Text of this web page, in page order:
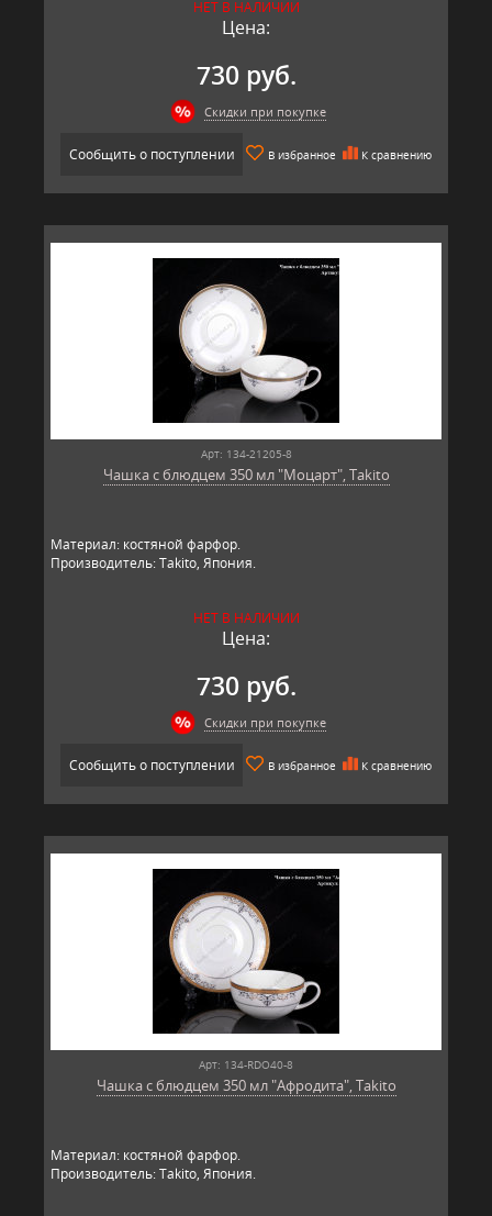
НЕТ В НАЛИЧИИ
Цена:
730 руб.
Скидки при покупке
Сообщить о поступлении В избранное К сравнению
Арт: 134-21205-8
Чашка с блюдцем 350 мл "Моцарт", Takito
Материал: костяной фарфор.
Производитель: Takito, Япония.
НЕТ В НАЛИЧИИ
Цена:
730 руб.
Скидки при покупке
Сообщить о поступлении В избранное К сравнению
Арт: 134-RDO40-8
Чашка с блюдцем 350 мл "Афродита", Takito
Материал: костяной фарфор.
Производитель: Takito, Япония.